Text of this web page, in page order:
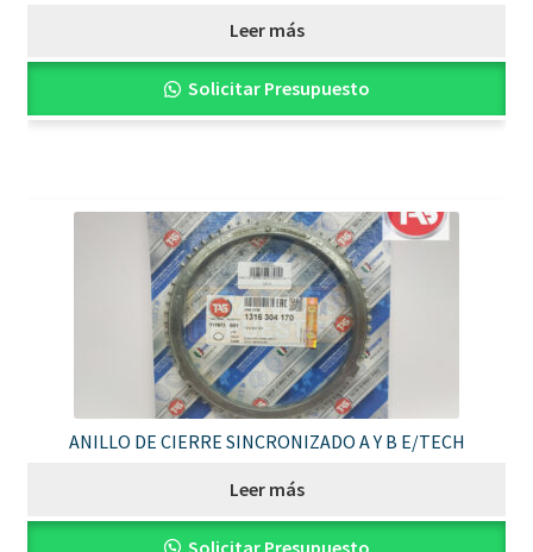
Leer más
Solicitar Presupuesto
ANILLO DE CIERRE SINCRONIZADO A Y B E/TECH
Leer más
Solicitar Presupuesto